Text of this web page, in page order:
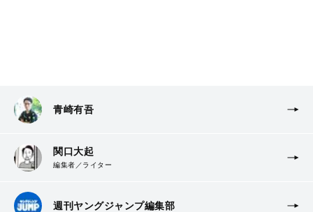
青崎有吾
関口大起
編集者／ライター
週刊ヤングジャンプ編集部